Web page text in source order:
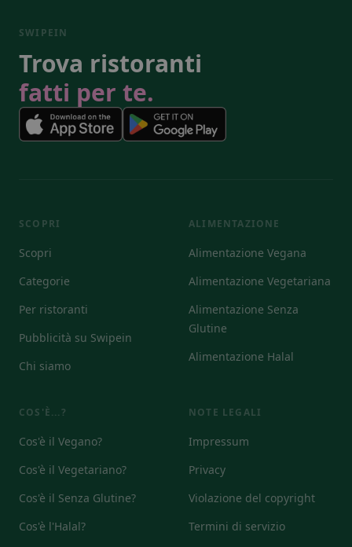
SWIPEIN
Trova ristoranti
fatti per te.
SCOPRI
Scopri
Categorie
Per ristoranti
Pubblicità su Swipein
Chi siamo
ALIMENTAZIONE
Alimentazione Vegana
Alimentazione Vegetariana
Alimentazione Senza
Glutine
Alimentazione Halal
COS'È...?
Cos'è il Vegano?
Cos'è il Vegetariano?
Cos'è il Senza Glutine?
Cos'è l'Halal?
NOTE LEGALI
Impressum
Privacy
Violazione del copyright
Termini di servizio